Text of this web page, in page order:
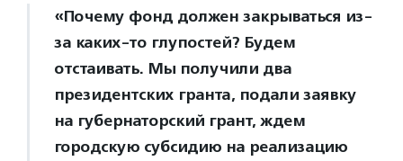
«Почему фонд должен закрываться из-
за каких-то глупостей? Будем
отстаивать. Мы получили два
президентских гранта, подали заявку
на губернаторский грант, ждем
городскую субсидию на реализацию